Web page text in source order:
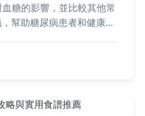
糖的影響，並比較其他常
幫助糖尿病患者和健康族